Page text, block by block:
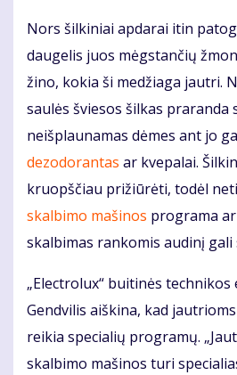
Nors šilkiniai apdarai itin
daugelis juos mėgstančių
žino, kokia ši medžiaga jautri.
saulės šviesos šilkas praranda
neišplaunamas dėmes ant jo
dezodorantas ar kvepalai.
kruopščiau prižiūrėti, todėl
skalbimo mašinos programa
skalbimas rankomis audinį gali
„Electrolux“ buitinės
Gendvilis aiškina, kad
reikia specialių programų.
skalbimo mašinos turi